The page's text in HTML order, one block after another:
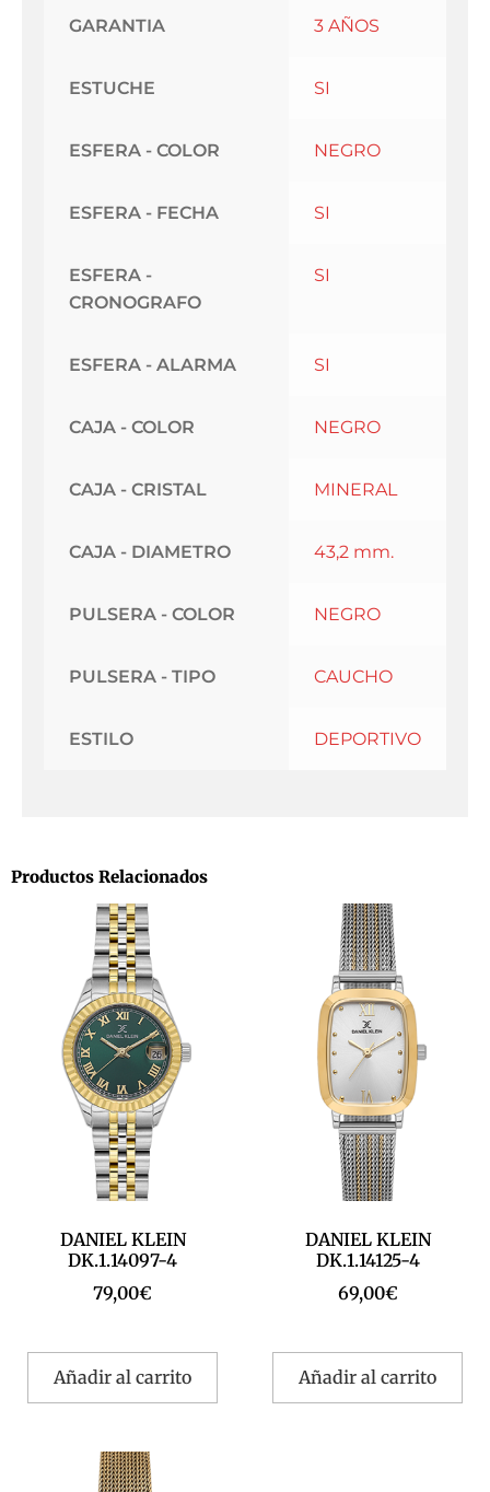
GARANTIA 3 AÑOS
ESTUCHE SI
ESFERA - COLOR NEGRO
ESFERA - FECHA SI
ESFERA -
CRONOGRAFO
SI
ESFERA - ALARMA SI
CAJA - COLOR NEGRO
CAJA - CRISTAL MINERAL
CAJA - DIAMETRO 43,2 mm.
PULSERA - COLOR NEGRO
PULSERA - TIPO CAUCHO
ESTILO DEPORTIVO
Productos Relacionados
DANIEL KLEIN
DK.1.14097-4
79,00€
Añadir al carrito
DANIEL KLEIN
DK.1.14125-4
69,00€
Añadir al carrito